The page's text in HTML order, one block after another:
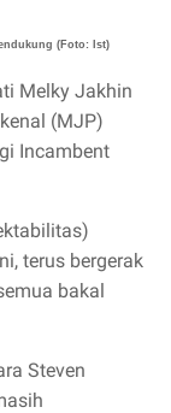
(Foto: Ist)
Melky Jakhin
(MJP)
Incambent
terus bergerak
bakal
Steven